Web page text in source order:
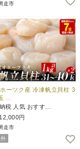
走市
ーツク産 冷凍帆立貝柱 3
…
税 人気 おすす…
12,000円
走市